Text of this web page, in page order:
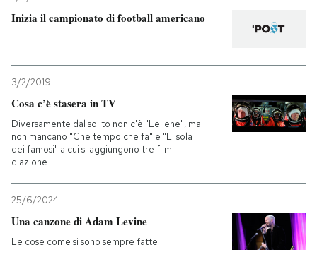
Inizia il campionato di football americano
3/2/2019
Cosa c’è stasera in TV
Diversamente dal solito non c'è "Le Iene", ma
non mancano "Che tempo che fa" e "L'isola
dei famosi" a cui si aggiungono tre film
d'azione
25/6/2024
Una canzone di Adam Levine
Le cose come si sono sempre fatte